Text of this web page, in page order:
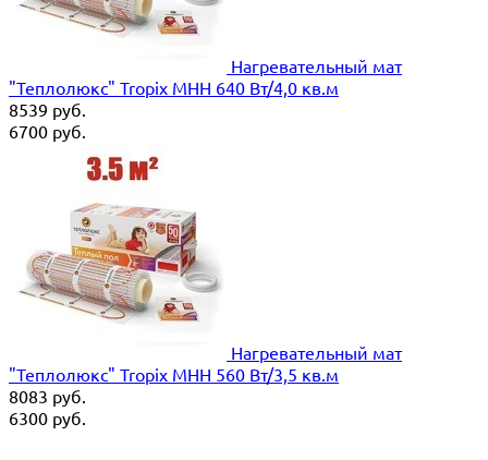
Нагревательный мат
"Теплолюкс" Tropix МНН 640 Вт/4,0 кв.м
8539 руб.
6700 руб.
Нагревательный мат
"Теплолюкс" Tropix МНН 560 Вт/3,5 кв.м
8083 руб.
6300 руб.